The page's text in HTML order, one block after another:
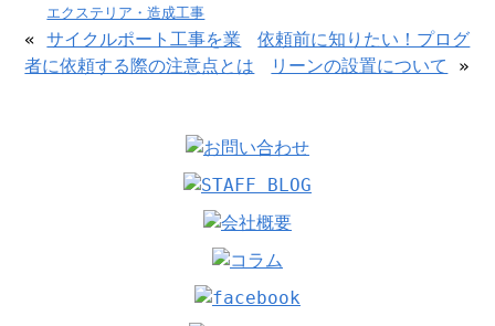
エクステリア・造成工事
«サイクルポート工事を業
者に依頼する際の注意点とは
依頼前に知りたい！プログ
リーンの設置について
»